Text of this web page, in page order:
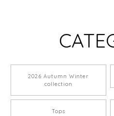
2026 Autumn Winter
collection
Tops